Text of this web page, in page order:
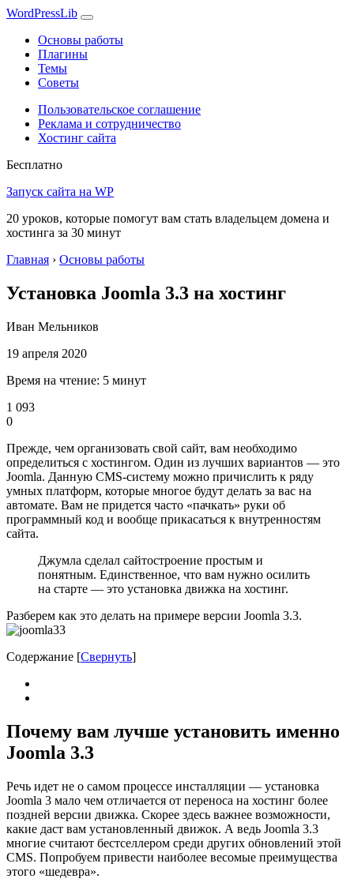
WordPressLib
Основы работы
Плагины
Темы
Советы
Пользовательское соглашение
Реклама и сотрудничество
Хостинг сайта
Бесплатно
Запуск сайта на WP
20 уроков, которые помогут вам стать владельцем домена и
хостинга за 30 минут
Главная › Основы работы
Установка Joomla 3.3 на хостинг
Иван Мельников
19 апреля 2020
Время на чтение: 5 минут
1 093
0
Прежде, чем организовать свой сайт, вам необходимо
определиться с хостингом. Один из лучших вариантов — это
Joomla. Данную CMS-систему можно причислить к ряду
умных платформ, которые многое будут делать за вас на
автомате. Вам не придется часто «пачкать» руки об
программный код и вообще прикасаться к внутренностям
сайта.
Джумла сделал сайтостроение простым и
понятным. Единственное, что вам нужно осилить
на старте — это установка движка на хостинг.
Разберем как это делать на примере версии Joomla 3.3.
Содержание [Свернуть]
Почему вам лучше установить именно
Joomla 3.3
Речь идет не о самом процессе инсталляции — установка
Joomla 3 мало чем отличается от переноса на хостинг более
поздней версии движка. Скорее здесь важнее возможности,
какие даст вам установленный движок. А ведь Joomla 3.3
многие считают бестселлером среди других обновлений этой
CMS. Попробуем привести наиболее весомые преимущества
этого «шедевра».